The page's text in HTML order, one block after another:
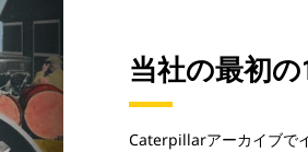
当社の最初
Caterpillarアーカイブで